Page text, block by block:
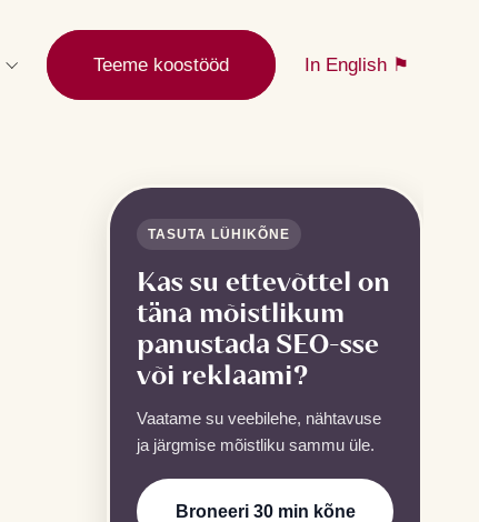
Teeme koostööd In English ⚑
TASUTA LÜHIKÕNE
Kas su ettevõttel on
täna mõistlikum
panustada SEO-sse
või reklaami?
Vaatame su veebilehe, nähtavuse
ja järgmise mõistliku sammu üle.
Broneeri 30 min kõne